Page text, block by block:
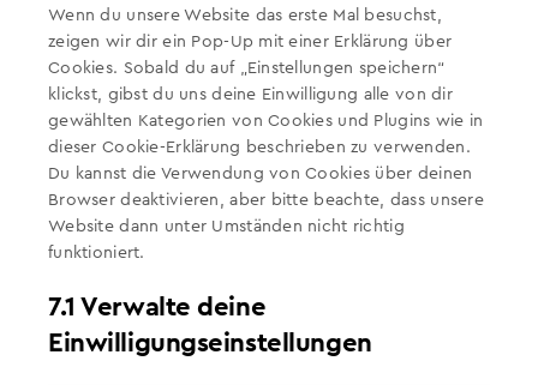
Wenn du unsere Website das erste Mal besuchst,
zeigen wir dir ein Pop-Up mit einer Erklärung über
Cookies. Sobald du auf „Einstellungen speichern“
klickst, gibst du uns deine Einwilligung alle von dir
gewählten Kategorien von Cookies und Plugins wie in
dieser Cookie-Erklärung beschrieben zu verwenden.
Du kannst die Verwendung von Cookies über deinen
Browser deaktivieren, aber bitte beachte, dass unsere
Website dann unter Umständen nicht richtig
funktioniert.
7.1 Verwalte deine
Einwilligungseinstellungen